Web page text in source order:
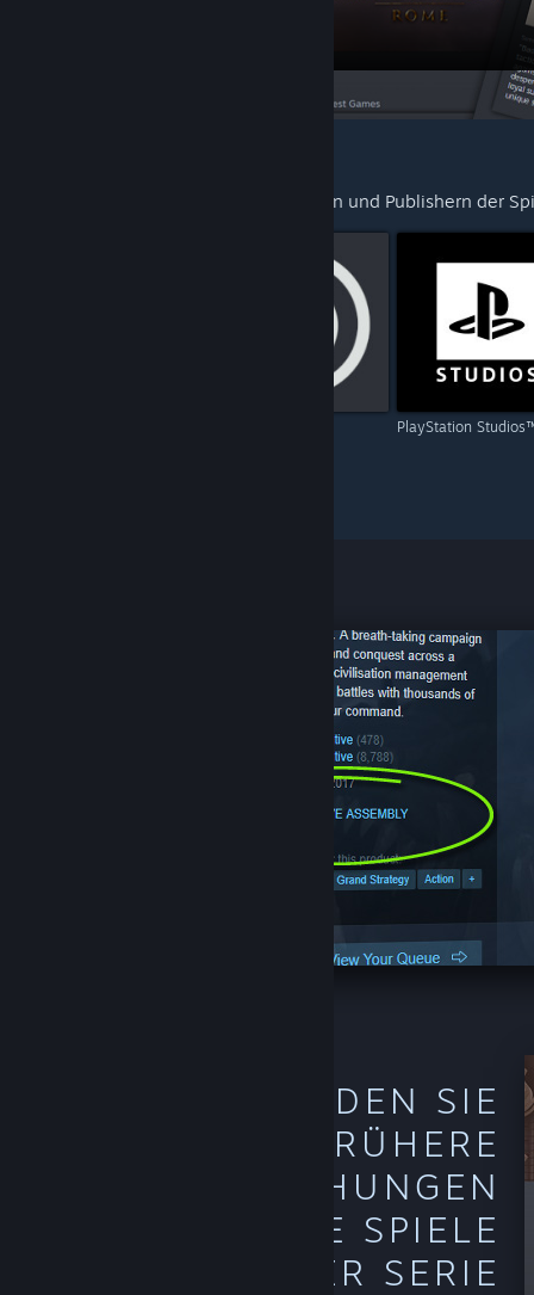
Entdecken Sie mehr von den Entwicklern und Publishern der
PlayStation
ERKUNDEN SIE
FRÜHERE
VERÖFFENTLICHUNGEN
ODER WEITERE SPIELE
EINER SERIE